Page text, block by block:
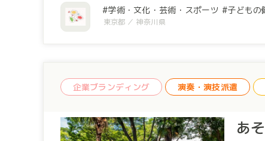
ワー
学術・文化・芸術・スポーツ 子どもの
東京都 神奈川県
企業ブランディング 演奏・演技派遣
あ